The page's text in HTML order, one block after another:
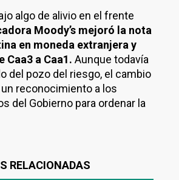
algo de alivio en el frente
Moody’s mejoró la nota
en moneda extranjera y
Caa3 a Caa1. Aunque todavía
del pozo del riesgo, el cambio
reconocimiento a los
del Gobierno para ordenar la
RELACIONADAS